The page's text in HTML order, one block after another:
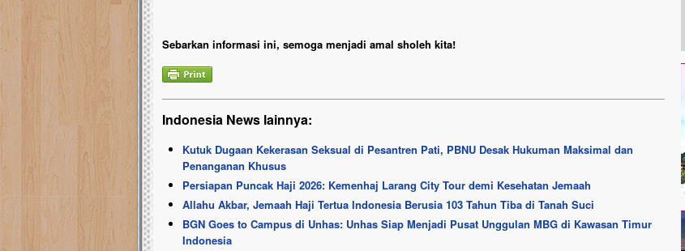
Sebarkan informasi ini, semoga menjadi amal sholeh kita!
Indonesia News lainnya:
Kutuk Dugaan Kekerasan Seksual di Pesantren Pati, PBNU Desak Hukuman Maksimal dan
Penanganan Khusus
Persiapan Puncak Haji 2026: Kemenhaj Larang City Tour demi Kesehatan Jemaah
Allahu Akbar, Jemaah Haji Tertua Indonesia Berusia 103 Tahun Tiba di Tanah Suci
BGN Goes to Campus di Unhas: Unhas Siap Menjadi Pusat Unggulan MBG di Kawasan Timur
Indonesia